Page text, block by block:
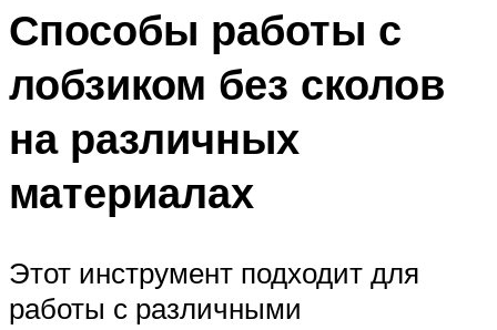
Способы работы с
лобзиком без сколов
на различных
материалах
Этот инструмент подходит для
работы с различными